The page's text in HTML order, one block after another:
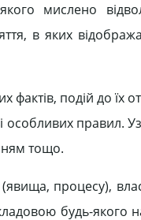
мислено
в яких
подій до їх
особливих правил.
тощо.
процесу),
будь-якого